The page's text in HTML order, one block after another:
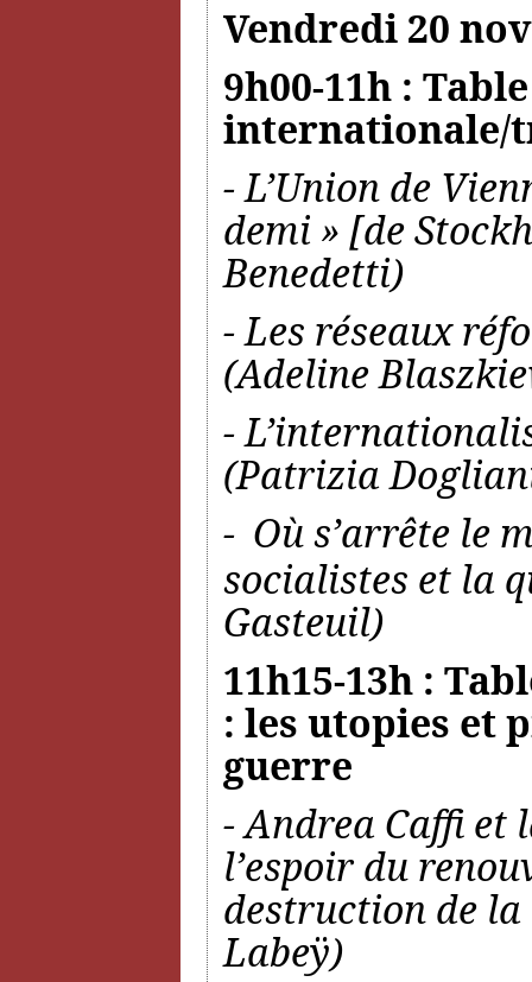
Vendredi 20
9h00-11h :
internationale/
- L’Union de
demi » [de
Benedetti)
- Les réseaux
(Adeline
-
(Patrizia
- Où s’arrête le
socialistes et la
Gasteuil)
11h15-13h :
: les utopies et
guerre
- Andrea Caffi et
l’espoir du
destruction de
Labeÿ)